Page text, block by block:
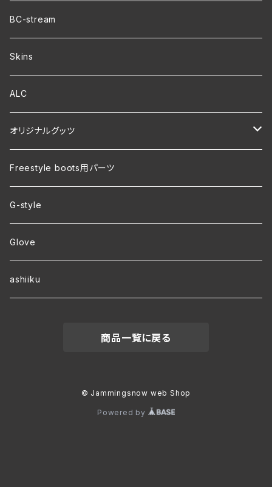
BC-stream
Skins
ALC
オリジナルグッツ
裏地付き オリジナルコーチジャケット
ver.2 毛玉が出来にくい・裏起毛 オリジナルパーカー
ver.1 速乾・裏起毛・サイズ豊富 オリジナルパーカー
ワラーチwebオーダー
Freestyle boots用パーツ
G-style
Glove
ashiiku
商品一覧に戻る
© Jammingsnow web Shop
Powered by